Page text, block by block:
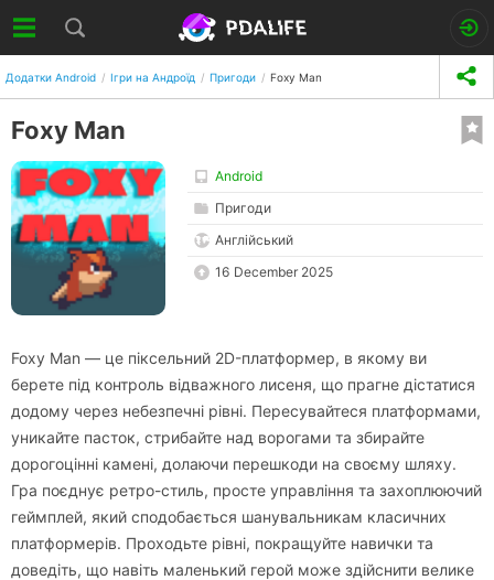
Додатки Android Ігри на Андроїд Пригоди Foxy Man
Foxy Man
Android
Пригоди
Англійський
16 December 2025
Foxy Man — це піксельний 2D-платформер, в якому ви
берете під контроль відважного лисеня, що прагне дістатися
додому через небезпечні рівні. Пересувайтеся платформами,
уникайте пасток, стрибайте над ворогами та збирайте
дорогоцінні камені, долаючи перешкоди на своєму шляху.
Гра поєднує ретро-стиль, просте управління та захоплюючий
геймплей, який сподобається шанувальникам класичних
платформерів. Проходьте рівні, покращуйте навички та
доведіть, що навіть маленький герой може здійснити велике